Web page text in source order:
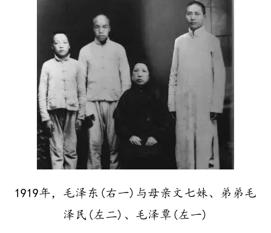
1919年，毛泽东(右一)与母亲文七妹、弟弟毛
泽民(左二)、毛泽覃(左一)